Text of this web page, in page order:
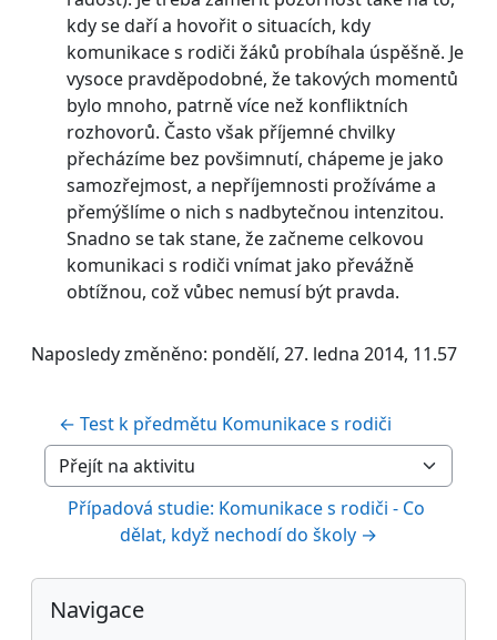
kdy se daří a hovořit o situacích, kdy
komunikace s rodiči žáků probíhala úspěšně. Je
vysoce pravděpodobné, že takových momentů
bylo mnoho, patrně více než konfliktních
rozhovorů. Často však příjemné chvilky
přecházíme bez povšimnutí, chápeme je jako
samozřejmost, a nepříjemnosti prožíváme a
přemýšlíme o nich s nadbytečnou intenzitou.
Snadno se tak stane, že začneme celkovou
komunikaci s rodiči vnímat jako převážně
obtížnou, což vůbec nemusí být pravda.
Naposledy změněno: pondělí, 27. ledna 2014, 11.57
← Test k předmětu Komunikace s rodiči
Přejít na aktivitu
Případová studie: Komunikace s rodiči - Co
dělat, když nechodí do školy →
Bloky
Přeskočit: Navigace
Navigace